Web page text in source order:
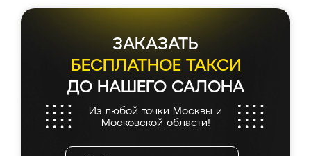
ЗАКАЗАТЬ
БЕСПЛАТНОЕ ТАКСИ
ДО НАШЕГО САЛОНА
Из любой точки Москвы и
Московской области!